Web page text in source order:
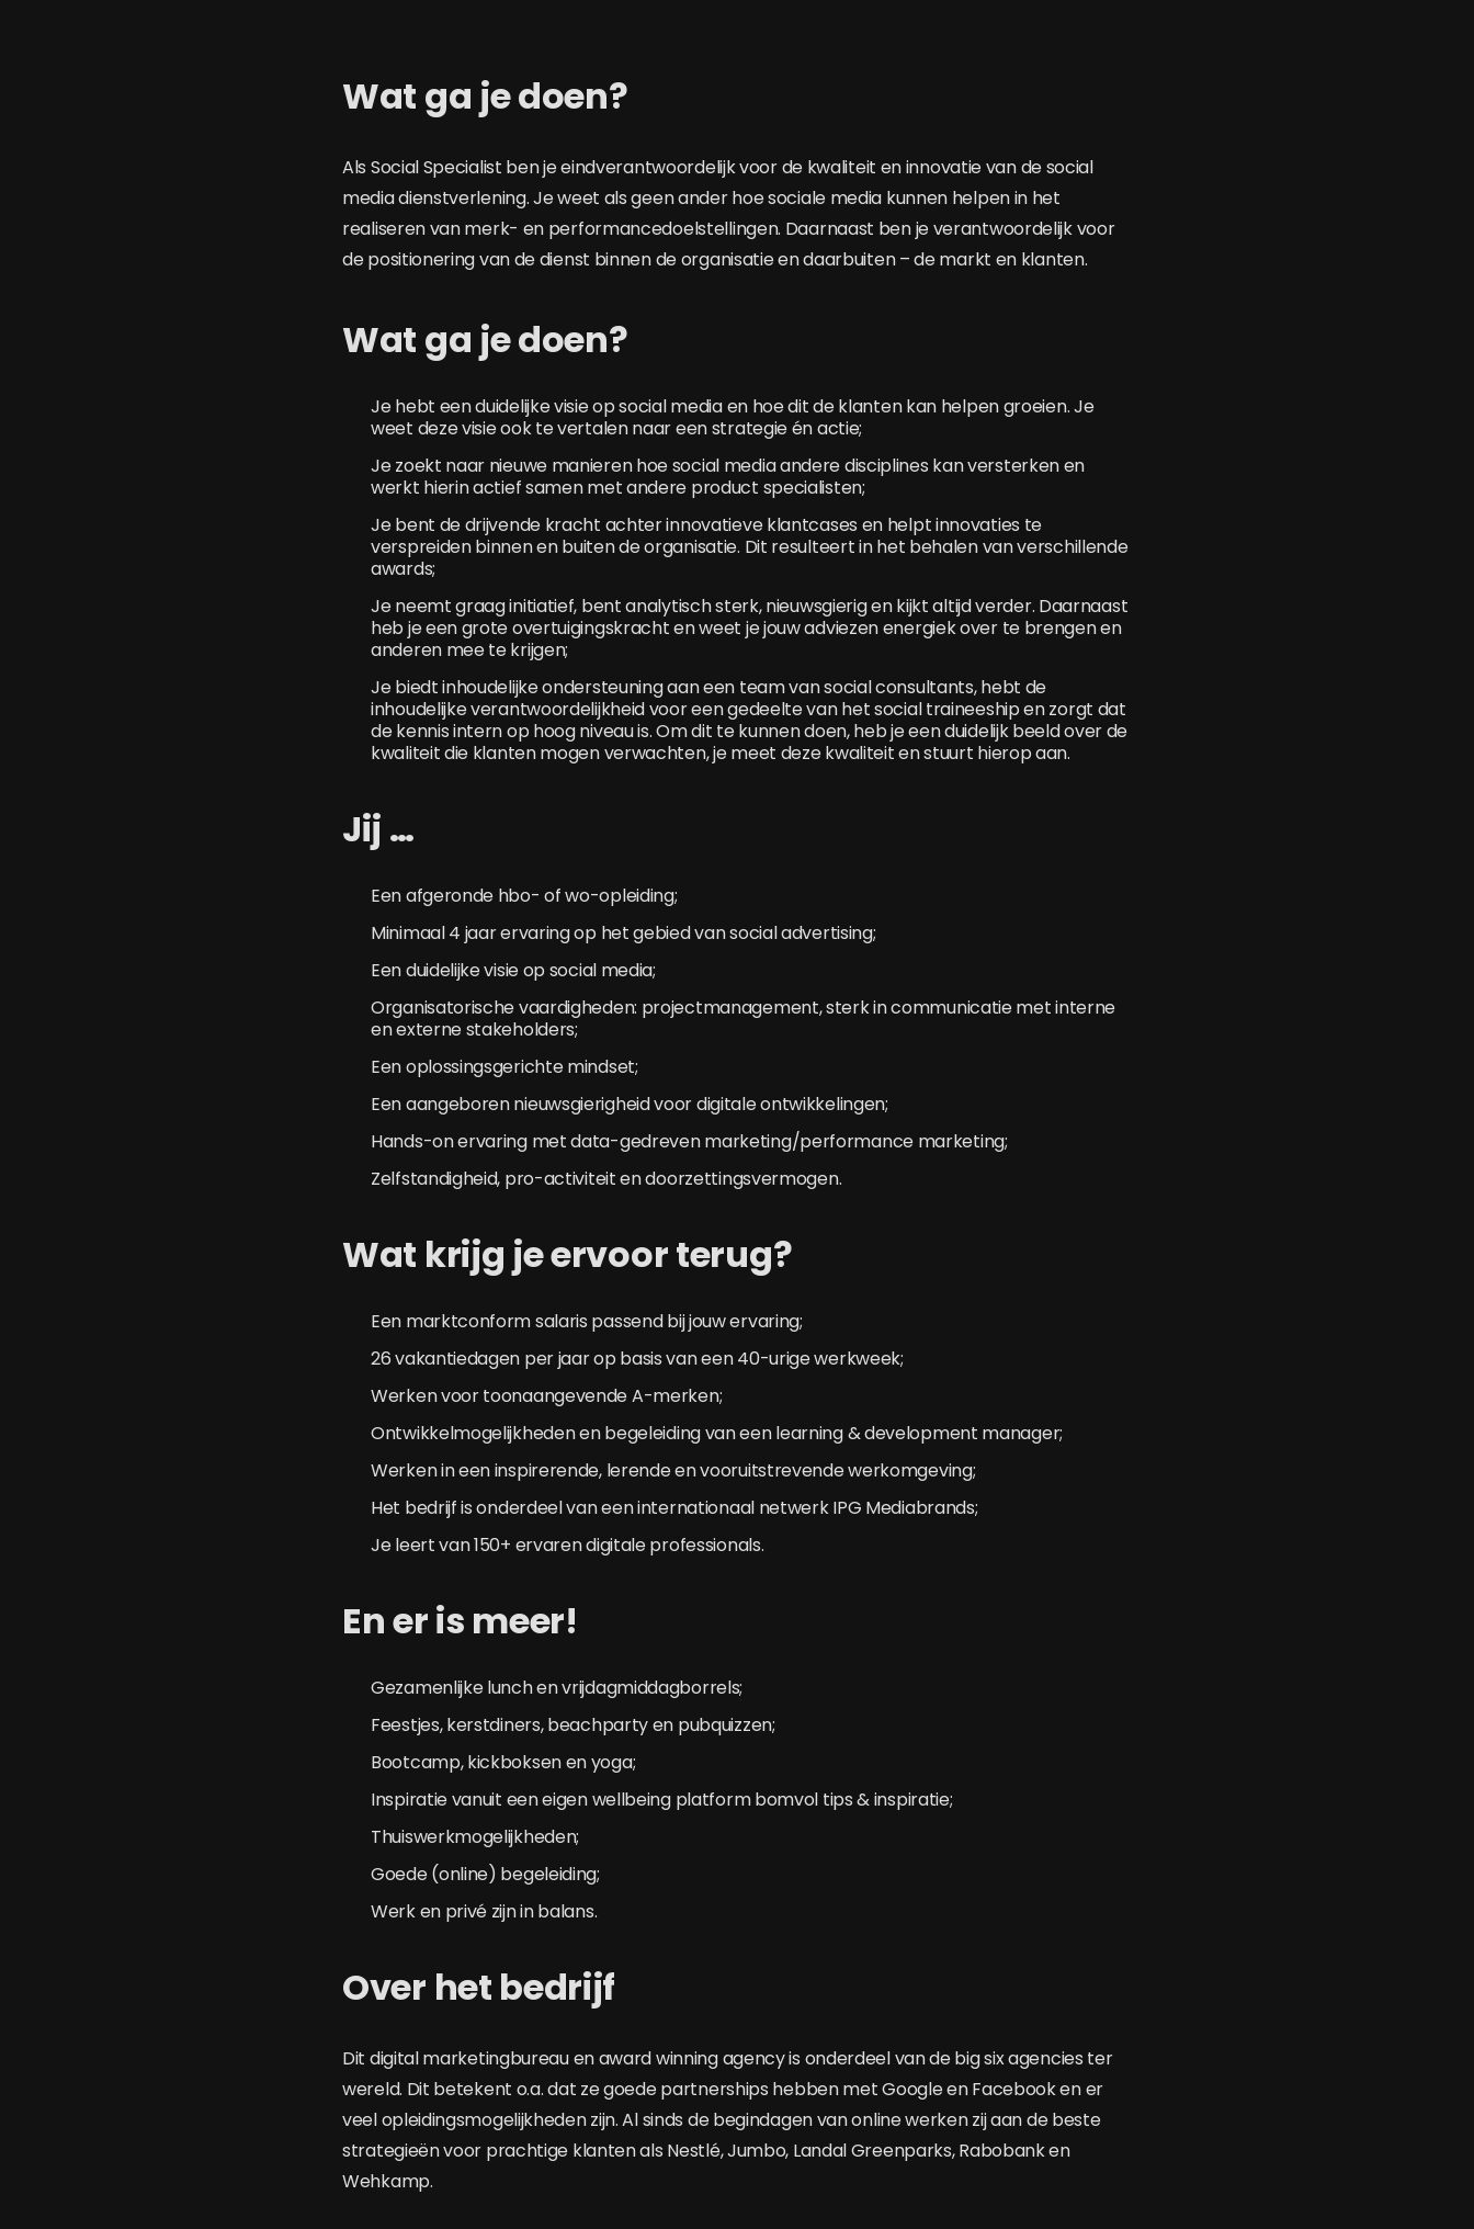
Wat ga je doen?
Als Social Specialist ben je eindverantwoordelijk voor de kwaliteit en innovatie van de social
media dienstverlening. Je weet als geen ander hoe sociale media kunnen helpen in het
realiseren van merk- en performancedoelstellingen. Daarnaast ben je verantwoordelijk voor
de positionering van de dienst binnen de organisatie en daarbuiten – de markt en klanten.
Wat ga je doen?
Je hebt een duidelijke visie op social media en hoe dit de klanten kan helpen groeien. Je
weet deze visie ook te vertalen naar een strategie én actie;
Je zoekt naar nieuwe manieren hoe social media andere disciplines kan versterken en
werkt hierin actief samen met andere product specialisten;
Je bent de drijvende kracht achter innovatieve klantcases en helpt innovaties te
verspreiden binnen en buiten de organisatie. Dit resulteert in het behalen van verschillende
awards;
Je neemt graag initiatief, bent analytisch sterk, nieuwsgierig en kijkt altijd verder. Daarnaast
heb je een grote overtuigingskracht en weet je jouw adviezen energiek over te brengen en
anderen mee te krijgen;
Je biedt inhoudelijke ondersteuning aan een team van social consultants, hebt de
inhoudelijke verantwoordelijkheid voor een gedeelte van het social traineeship en zorgt dat
de kennis intern op hoog niveau is. Om dit te kunnen doen, heb je een duidelijk beeld over de
kwaliteit die klanten mogen verwachten, je meet deze kwaliteit en stuurt hierop aan.
Jij …
Een afgeronde hbo- of wo-opleiding;
Minimaal 4 jaar ervaring op het gebied van social advertising;
Een duidelijke visie op social media;
Organisatorische vaardigheden: projectmanagement, sterk in communicatie met interne
en externe stakeholders;
Een oplossingsgerichte mindset;
Een aangeboren nieuwsgierigheid voor digitale ontwikkelingen;
Hands-on ervaring met data-gedreven marketing/performance marketing;
Zelfstandigheid, pro-activiteit en doorzettingsvermogen.
Wat krijg je ervoor terug?
Een marktconform salaris passend bij jouw ervaring;
26 vakantiedagen per jaar op basis van een 40-urige werkweek;
Werken voor toonaangevende A-merken;
Ontwikkelmogelijkheden en begeleiding van een learning & development manager;
Werken in een inspirerende, lerende en vooruitstrevende werkomgeving;
Het bedrijf is onderdeel van een internationaal netwerk IPG Mediabrands;
Je leert van 150+ ervaren digitale professionals.
En er is meer!
Gezamenlijke lunch en vrijdagmiddagborrels;
Feestjes, kerstdiners, beachparty en pubquizzen;
Bootcamp, kickboksen en yoga;
Inspiratie vanuit een eigen wellbeing platform bomvol tips & inspiratie;
Thuiswerkmogelijkheden;
Goede (online) begeleiding;
Werk en privé zijn in balans.
Over het bedrijf
Dit digital marketingbureau en award winning agency is onderdeel van de big six agencies ter
wereld. Dit betekent o.a. dat ze goede partnerships hebben met Google en Facebook en er
veel opleidingsmogelijkheden zijn. Al sinds de begindagen van online werken zij aan de beste
strategieën voor prachtige klanten als Nestlé, Jumbo, Landal Greenparks, Rabobank en
Wehkamp.